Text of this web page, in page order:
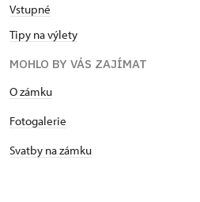
Vstupné
Tipy na výlety
MOHLO BY VÁS ZAJÍMAT
O zámku
Fotogalerie
Svatby na zámku